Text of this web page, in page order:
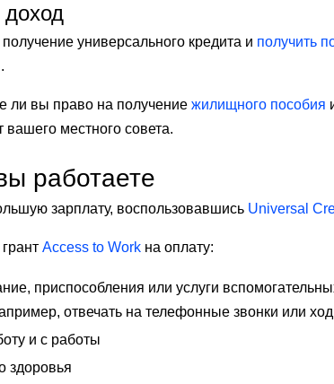
доход
универсального кредита и получить
.
ли вы право на получение жилищного пособия
вашего местного совета.
работаете
зарплату, воспользовавшись Universal
Access to Work на оплату:
приспособления или услуги
отвечать на телефонные звонки или
и с работы
здоровья